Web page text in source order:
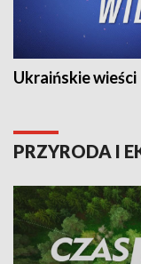
Ukraińskie wieści
PRZYRODA I